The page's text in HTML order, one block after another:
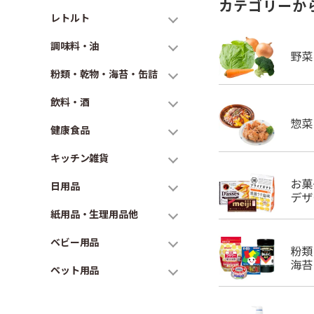
レトルト
調味料・油
粉類・乾物・海苔・缶詰
飲料・酒
健康食品
キッチン雑貨
日用品
紙用品・生理用品他
ベビー用品
ペット用品
カテゴリーか